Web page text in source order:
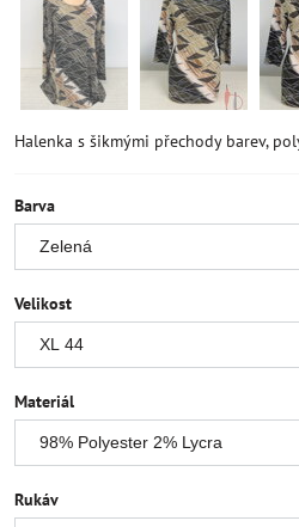
Halenka s šikmými přechody barev,
Barva
Velikost
Materiál
Rukáv